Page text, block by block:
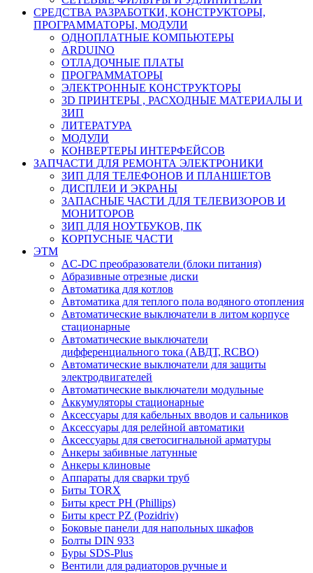
СРЕДСТВА РАЗРАБОТКИ, КОНСТРУКТОРЫ,
ПРОГРАММАТОРЫ, МОДУЛИ
ОДНОПЛАТНЫЕ КОМПЬЮТЕРЫ
ARDUINO
ОТЛАДОЧНЫЕ ПЛАТЫ
ПРОГРАММАТОРЫ
ЭЛЕКТРОННЫЕ КОНСТРУКТОРЫ
3D ПРИНТЕРЫ , РАСХОДНЫЕ МАТЕРИАЛЫ И
ЗИП
ЛИТЕРАТУРА
МОДУЛИ
КОНВЕРТЕРЫ ИНТЕРФЕЙСОВ
ЗАПЧАСТИ ДЛЯ РЕМОНТА ЭЛЕКТРОНИКИ
ЗИП ДЛЯ ТЕЛЕФОНОВ И ПЛАНШЕТОВ
ДИСПЛЕИ И ЭКРАНЫ
ЗАПАСНЫЕ ЧАСТИ ДЛЯ ТЕЛЕВИЗОРОВ И
МОНИТОРОВ
ЗИП ДЛЯ НОУТБУКОВ, ПК
КОРПУСНЫЕ ЧАСТИ
ЭТМ
AC-DC преобразователи (блоки питания)
Абразивные отрезные диски
Автоматика для котлов
Автоматика для теплого пола водяного отопления
Автоматические выключатели в литом корпусе
стационарные
Автоматические выключатели
дифференциального тока (АВДТ, RCBO)
Автоматические выключатели для защиты
электродвигателей
Автоматические выключатели модульные
Аккумуляторы стационарные
Аксессуары для кабельных вводов и сальников
Аксессуары для релейной автоматики
Аксессуары для светосигнальной арматуры
Анкеры забивные латунные
Анкеры клиновые
Аппараты для сварки труб
Биты TORX
Биты крест PH (Phillips)
Биты крест PZ (Pozidriv)
Боковые панели для напольных шкафов
Болты DIN 933
Буры SDS-Plus
Вентили для радиаторов ручные и